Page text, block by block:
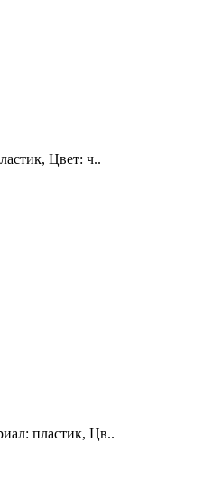
Цвет: ч..
пластик, Цв..